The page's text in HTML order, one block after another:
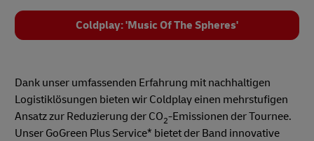
Coldplay: 'Music Of The Spheres'
Dank unser umfassenden Erfahrung mit nachhaltigen
Logistiklösungen bieten wir Coldplay einen mehrstufigen
Ansatz zur Reduzierung der CO2-Emissionen der Tournee.
Unser GoGreen Plus Service* bietet der Band innovative